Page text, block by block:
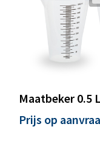
Maatbeker 0.5 L
Prijs op